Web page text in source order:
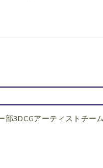
部3DCGアーティストチーム